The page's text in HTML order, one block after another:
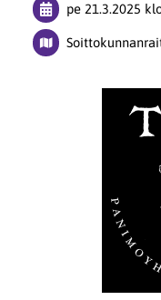
pe 21.3.2025